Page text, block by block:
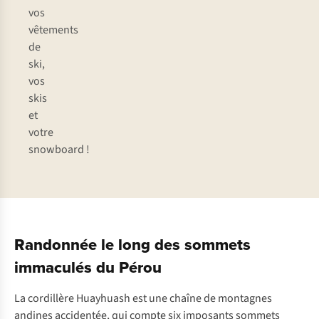
vos
vêtements
de
ski,
vos
skis
et
votre
snowboard !
Randonnée le long des sommets
immaculés du Pérou
La cordillère Huayhuash est une chaîne de montagnes
andines accidentée, qui compte six imposants sommets